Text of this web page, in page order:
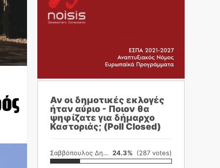
Αν οι δημοτικές εκλογές
ήταν αύριο - Ποιον θα
ψηφίζατε για δήμαρχο
Καστοριάς; (Poll Closed)
Σαββόπουλος Δημήτρης 24.3% (287 votes)